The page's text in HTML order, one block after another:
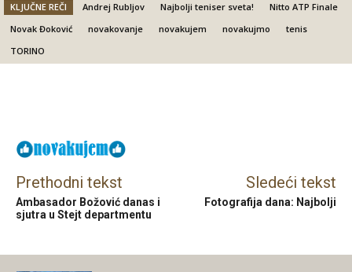
KLJUČNE REČI Andrej Rubljov Najbolji teniser sveta!
Nitto ATP Finale
Novak Đoković
novakovanje novakujem novakujmo
tenis
TORINO
Prethodni tekst
Ambasador Božović danas i
sjutra u Stejt departmentu
Sledeći tekst
Fotografija dana: Najbolji